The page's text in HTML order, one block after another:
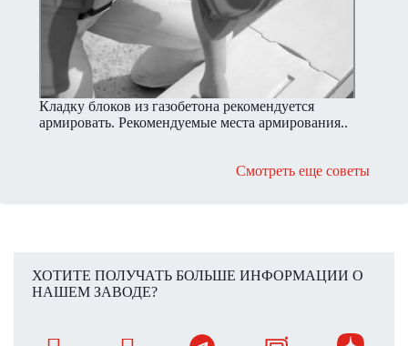
Кладку блоков из газобетона рекомендуется
армировать. Рекомендуемые места армирования..
Смотреть еще советы
ХОТИТЕ ПОЛУЧАТЬ БОЛЬШЕ ИНФОРМАЦИИ О
НАШЕМ ЗАВОДЕ?